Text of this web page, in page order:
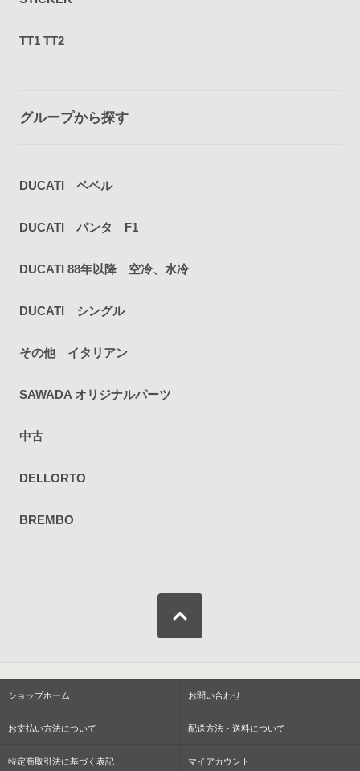
TT1 TT2
グループから探す
DUCATI ベベル
DUCATI パンタ F1
DUCATI 88年以降 空冷、水冷
DUCATI シングル
その他 イタリアン
SAWADA オリジナルパーツ
中古
DELLORTO
BREMBO
ショップホーム お問い合わせ
お支払い方法について 配送方法・送料について
特定商取引法に基づく表記 マイアカウント